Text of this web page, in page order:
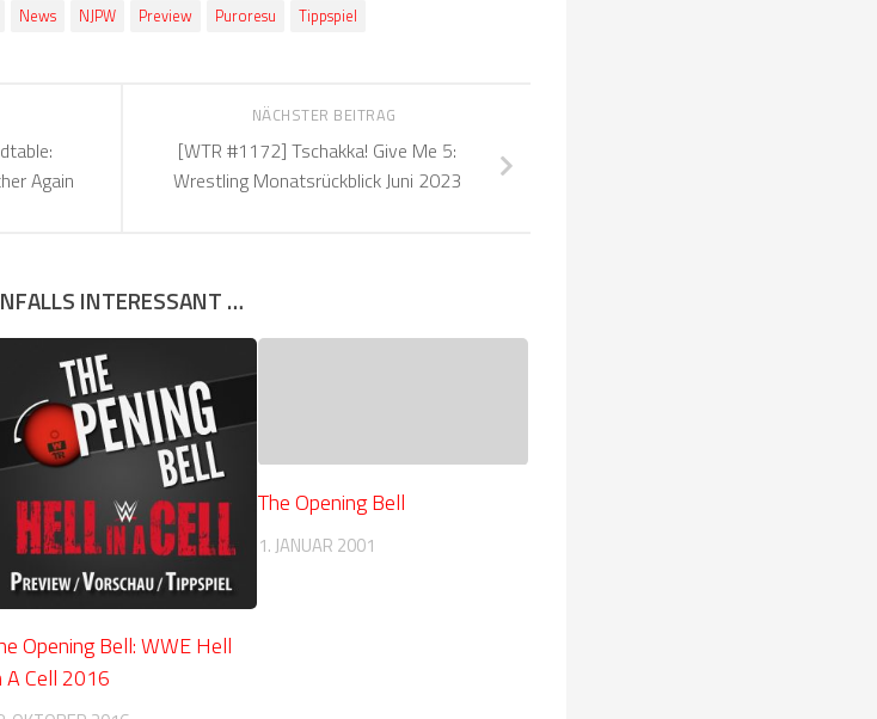
News NJPW Preview Puroresu Tippspiel
NÄCHSTER BEITRAG
[WTR #1172] Tschakka! Give Me 5:
Wrestling Monatsrückblick Juni 2023
Again
INTERESSANT …
Opening Bell: WWE Hell
A Cell 2016
The Opening Bell
1. JANUAR 2001